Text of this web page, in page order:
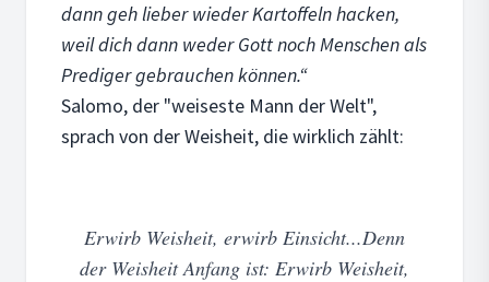
dann geh lieber wieder Kartoffeln hacken,
weil dich dann weder Gott noch Menschen als
Prediger gebrauchen können.“
Salomo, der "weiseste Mann der Welt",
sprach von der Weisheit, die wirklich zählt:
Erwirb Weisheit, erwirb Einsicht...Denn
der Weisheit Anfang ist: Erwirb Weisheit,